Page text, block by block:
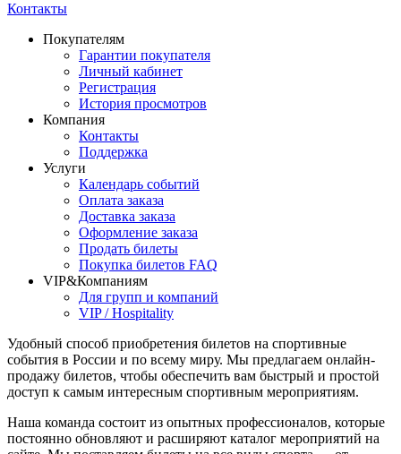
Контакты
Покупателям
Гарантии покупателя
Личный кабинет
Регистрация
История просмотров
Компания
Контакты
Поддержка
Услуги
Календарь событий
Оплата заказа
Доставка заказа
Оформление заказа
Продать билеты
Покупка билетов FAQ
VIP&Компаниям
Для групп и компаний
VIP / Hospitality
Удобный способ приобретения билетов на спортивные
события в России и по всему миру. Мы предлагаем онлайн-
продажу билетов, чтобы обеспечить вам быстрый и простой
доступ к самым интересным спортивным мероприятиям.
Наша команда состоит из опытных профессионалов, которые
постоянно обновляют и расширяют каталог мероприятий на